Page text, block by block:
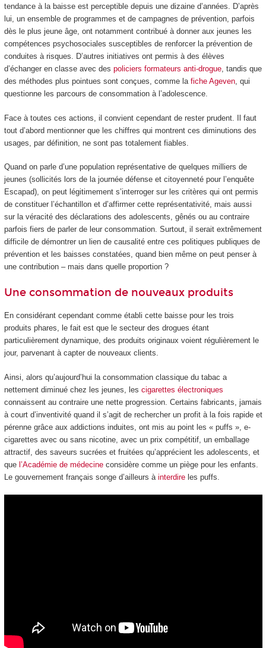
tendance à la baisse est perceptible depuis une dizaine d’années. D’après
lui, un ensemble de programmes et de campagnes de prévention, parfois
dès le plus jeune âge, ont notamment contribué à donner aux jeunes les
compétences psychosociales susceptibles de renforcer la prévention de
conduites à risques. D’autres initiatives ont permis à des élèves
d’échanger en classe avec des policiers formateurs anti-drogue, tandis que
des méthodes plus pointues sont conçues, comme la fiche Ageven, qui
questionne les parcours de consommation à l’adolescence.
Face à toutes ces actions, il convient cependant de rester prudent. Il faut
tout d’abord mentionner que les chiffres qui montrent ces diminutions des
usages, par définition, ne sont pas totalement fiables.
Quand on parle d’une population représentative de quelques milliers de
jeunes (sollicités lors de la journée défense et citoyenneté pour l’enquête
Escapad), on peut légitimement s’interroger sur les critères qui ont permis
de constituer l’échantillon et d’affirmer cette représentativité, mais aussi
sur la véracité des déclarations des adolescents, gênés ou au contraire
parfois fiers de parler de leur consommation. Surtout, il serait extrêmement
difficile de démontrer un lien de causalité entre ces politiques publiques de
prévention et les baisses constatées, quand bien même on peut penser à
une contribution – mais dans quelle proportion ?
Une consommation de nouveaux produits
En considérant cependant comme établi cette baisse pour les trois
produits phares, le fait est que le secteur des drogues étant
particulièrement dynamique, des produits originaux voient régulièrement le
jour, parvenant à capter de nouveaux clients.
Ainsi, alors qu’aujourd’hui la consommation classique du tabac a
nettement diminué chez les jeunes, les cigarettes électroniques
connaissent au contraire une nette progression. Certains fabricants, jamais
à court d’inventivité quand il s’agit de rechercher un profit à la fois rapide et
pérenne grâce aux addictions induites, ont mis au point les « puffs », e-
cigarettes avec ou sans nicotine, avec un prix compétitif, un emballage
attractif, des saveurs sucrées et fruitées qu’apprécient les adolescents, et
que l’Académie de médecineconsidère comme un piège pour les enfants.
Le gouvernement français songe d’ailleurs à interdireles puffs.